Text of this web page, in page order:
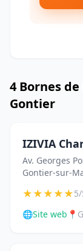
4 Bornes
Gontier
IZIVIA
Av. Georges
Gontier-sur-
★★★★★
🌐Site web 📍